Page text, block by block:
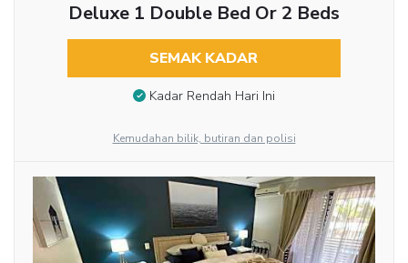
Deluxe 1 Double Bed Or 2 Beds
SEMAK KADAR
Kadar Rendah Hari Ini
Kemudahan bilik, butiran dan polisi